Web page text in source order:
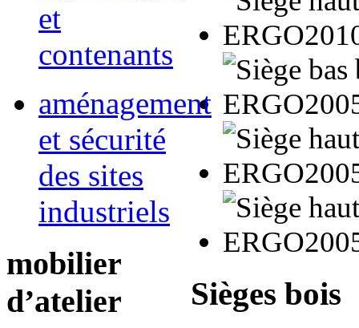
Sièges bois
et
contenants
aménagement
et sécurité
des sites
industriels
mobilier
d’atelier